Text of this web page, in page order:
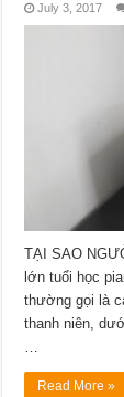
July 3, 2017
TẠI SAO
lớn tuổi học
thường gọi là
thanh niên,
Read More »